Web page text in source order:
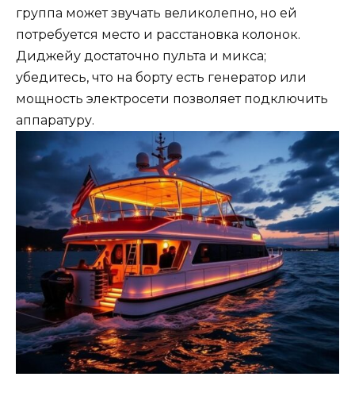
группа может звучать великолепно, но ей
потребуется место и расстановка колонок.
Диджейу достаточно пульта и микса;
убедитесь, что на борту есть генератор или
мощность электросети позволяет подключить
аппаратуру.